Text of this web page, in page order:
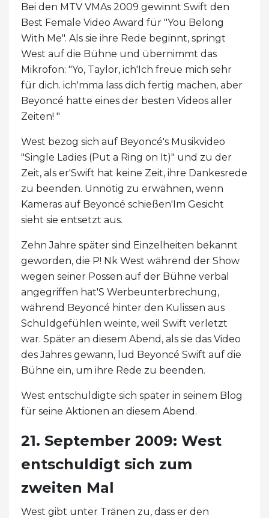
Bei den MTV VMAs 2009 gewinnt Swift den
Best Female Video Award für "You Belong
With Me". Als sie ihre Rede beginnt, springt
West auf die Bühne und übernimmt das
Mikrofon: "Yo, Taylor, ich'Ich freue mich sehr
für dich. ich'mma lass dich fertig machen, aber
Beyoncé hatte eines der besten Videos aller
Zeiten! "
West bezog sich auf Beyoncé's Musikvideo
"Single Ladies (Put a Ring on It)" und zu der
Zeit, als er'Swift hat keine Zeit, ihre Dankesrede
zu beenden. Unnötig zu erwähnen, wenn
Kameras auf Beyoncé schießen'Im Gesicht
sieht sie entsetzt aus.
Zehn Jahre später sind Einzelheiten bekannt
geworden, die P! Nk West während der Show
wegen seiner Possen auf der Bühne verbal
angegriffen hat'S Werbeunterbrechung,
während Beyoncé hinter den Kulissen aus
Schuldgefühlen weinte, weil Swift verletzt
war. Später an diesem Abend, als sie das Video
des Jahres gewann, lud Beyoncé Swift auf die
Bühne ein, um ihre Rede zu beenden.
West entschuldigte sich später in seinem Blog
für seine Aktionen an diesem Abend.
21. September 2009: West
entschuldigt sich zum
zweiten Mal
West gibt unter Tränen zu, dass er den